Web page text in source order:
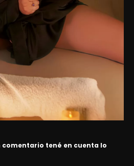
comentario tené en cuenta lo